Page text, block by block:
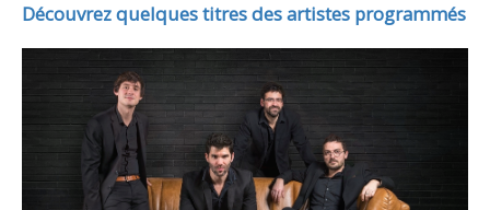
Découvrez quelques titres des artistes programmés